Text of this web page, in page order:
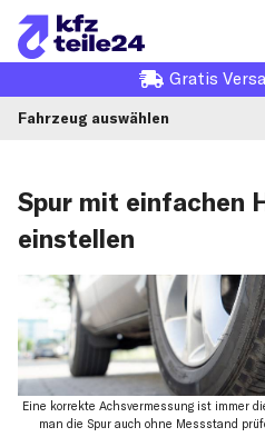
Gratis
Fahrzeug auswählen
Spur mit einfachen
einstellen
Eine korrekte Achsvermessung ist immer
man die Spur auch ohne Messstand